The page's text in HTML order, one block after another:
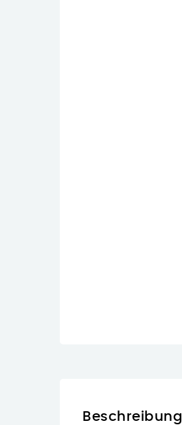
Beschreibung